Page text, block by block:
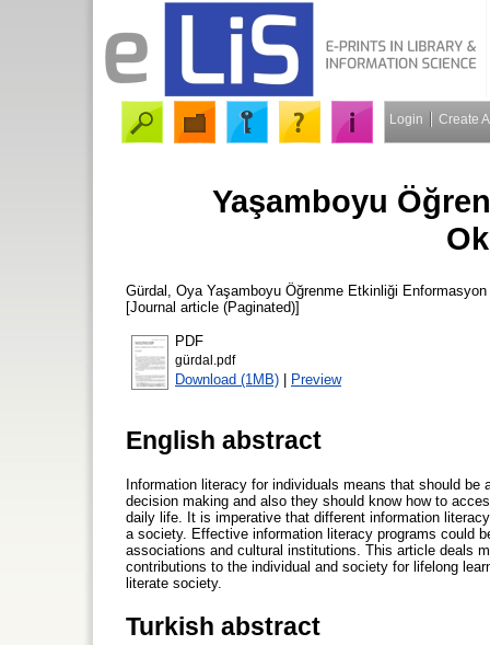
Login Create
Yaşamboyu
Gürdal, Oya Yaşamboyu Öğrenme Etkinliği Enformasyon
[Journal article (Paginated)]
PDF
gürdal.pdf
Download (1MB) | Preview
English abstract
Information literacy for individuals means that should
decision making and also they should know how to
daily life. It is imperative that different information
a society. Effective information literacy programs could
associations and cultural institutions. This article deals
contributions to the individual and society for lifelong
literate society.
Turkish abstract